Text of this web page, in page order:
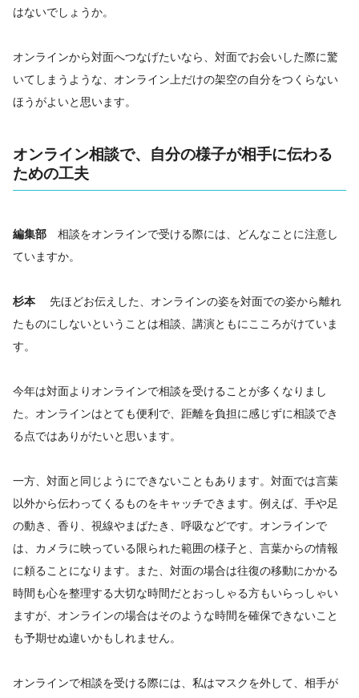
はないでしょうか。
オンラインから対面へつなげたいなら、対面でお会いした際に驚
いてしまうような、オンライン上だけの架空の自分をつくらない
ほうがよいと思います。
オンライン相談で、自分の様子が相手に伝わる
ための工夫
編集部 相談をオンラインで受ける際には、どんなことに注意し
ていますか。
杉本 先ほどお伝えした、オンラインの姿を対面での姿から離れ
たものにしないということは相談、講演ともにこころがけていま
す。
今年は対面よりオンラインで相談を受けることが多くなりまし
た。オンラインはとても便利で、距離を負担に感じずに相談でき
る点ではありがたいと思います。
一方、対面と同じようにできないこともあります。対面では言葉
以外から伝わってくるものをキャッチできます。例えば、手や足
の動き、香り、視線やまばたき、呼吸などです。オンラインで
は、カメラに映っている限られた範囲の様子と、言葉からの情報
に頼ることになります。また、対面の場合は往復の移動にかかる
時間も心を整理する大切な時間だとおっしゃる方もいらっしゃい
ますが、オンラインの場合はそのような時間を確保できないこと
も予期せぬ違いかもしれません。
オンラインで相談を受ける際には、私はマスクを外して、相手が